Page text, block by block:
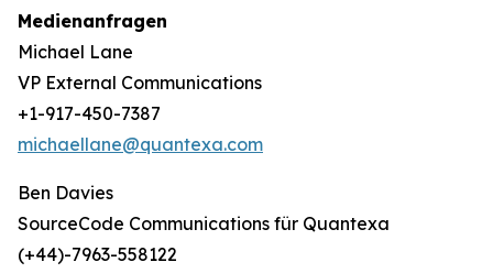
Medienanfragen
Michael Lane
VP External Communications
+1-917-450-7387
michaellane@quantexa.com
Ben Davies
SourceCode Communications für Quantexa
(+44)-7963-558122